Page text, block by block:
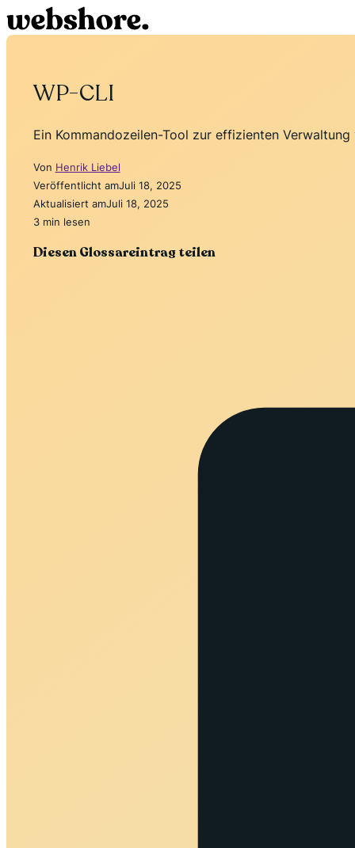
WP-CLI
Ein Kommandozeilen-Tool zur effizienten
Von Henrik Liebel
Veröffentlicht amJuli 18, 2025
Aktualisiert amJuli 18, 2025
3 min lesen
Diesen Glossareintrag teilen